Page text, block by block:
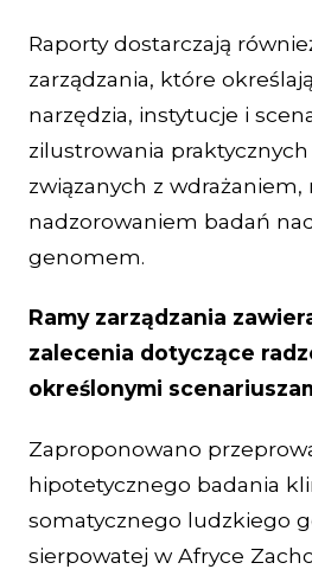
Raporty dostarczają
zarządzania, które
narzędzia, instytucje i
zilustrowania
związanych z
nadzorowaniem badań
genomem.
Ramy zarządzania
zalecenia dotyczące
określonymi
Zaproponowano
hipotetycznego badania
somatycznego ludzkiego
sierpowatej w Afryce